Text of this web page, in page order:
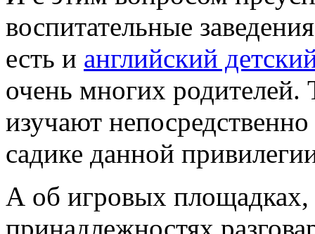
воспитательные
есть и английский
очень многих
изучают
садике данной
А об игровых площадках,